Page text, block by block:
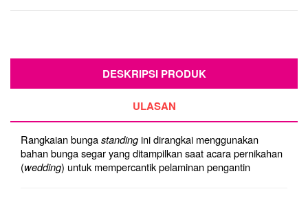
DESKRIPSI PRODUK
ULASAN
Rangkaian bungastandingini dirangkai menggunakan
bahan bunga segar yang ditampilkan saat acara pernikahan
(wedding) untuk mempercantik pelaminan pengantin